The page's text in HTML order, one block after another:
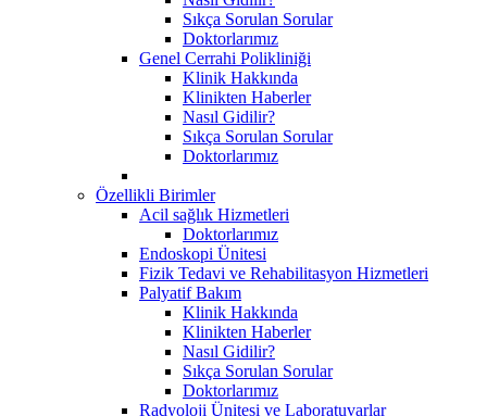
Sıkça Sorulan Sorular
Doktorlarımız
Genel Cerrahi Polikliniği
Klinik Hakkında
Klinikten Haberler
Nasıl Gidilir?
Sıkça Sorulan Sorular
Doktorlarımız
Özellikli Birimler
Acil sağlık Hizmetleri
Doktorlarımız
Endoskopi Ünitesi
Fizik Tedavi ve Rehabilitasyon Hizmetleri
Palyatif Bakım
Klinik Hakkında
Klinikten Haberler
Nasıl Gidilir?
Sıkça Sorulan Sorular
Doktorlarımız
Radyoloji Ünitesi ve Laboratuvarlar